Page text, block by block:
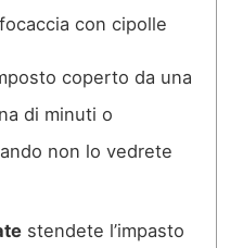
coperto da una
di minuti o
non lo vedrete
stendete l’impasto